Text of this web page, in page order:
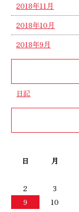
2018年11月
2018年10月
2018年9月
日記
日
月
2
3
9
10